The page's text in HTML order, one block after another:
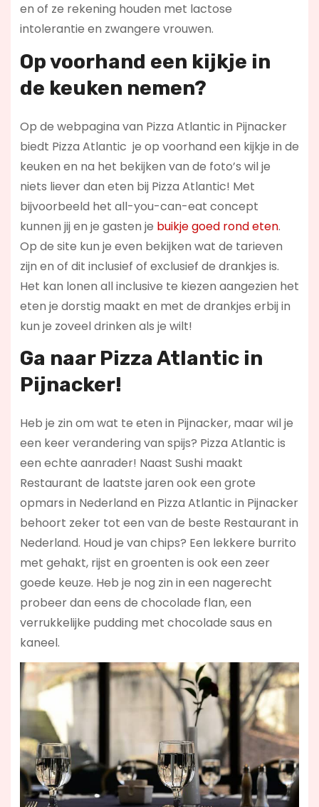
en of ze rekening houden met lactose
intolerantie en zwangere vrouwen.
Op voorhand een kijkje in
de keuken nemen?
Op de webpagina van Pizza Atlantic in Pijnacker
biedt Pizza Atlantic je op voorhand een kijkje in de
keuken en na het bekijken van de foto’s wil je
niets liever dan eten bij Pizza Atlantic! Met
bijvoorbeeld het all-you-can-eat concept
kunnen jij en je gasten je buikje goed rond eten.
Op de site kun je even bekijken wat de tarieven
zijn en of dit inclusief of exclusief de drankjes is.
Het kan lonen all inclusive te kiezen aangezien het
eten je dorstig maakt en met de drankjes erbij in
kun je zoveel drinken als je wilt!
Ga naar Pizza Atlantic in
Pijnacker!
Heb je zin om wat te eten in Pijnacker, maar wil je
een keer verandering van spijs? Pizza Atlantic is
een echte aanrader! Naast Sushi maakt
Restaurant de laatste jaren ook een grote
opmars in Nederland en Pizza Atlantic in Pijnacker
behoort zeker tot een van de beste Restaurant in
Nederland. Houd je van chips? Een lekkere burrito
met gehakt, rijst en groenten is ook een zeer
goede keuze. Heb je nog zin in een nagerecht
probeer dan eens de chocolade flan, een
verrukkelijke pudding met chocolade saus en
kaneel.